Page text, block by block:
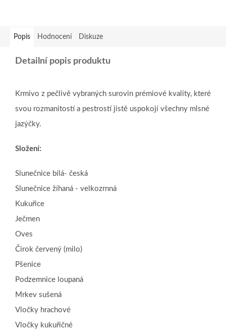
Popis Hodnocení Diskuze
Detailní popis produktu
Krmivo z pečlivě vybraných surovin prémiové kvality, které
svou rozmanitostí a pestrostí jistě uspokojí všechny mlsné
jazýčky.
Složení:
Slunečnice bílá- česká
Slunečnice žíhaná - velkozrnná
Kukuřice
Ječmen
Oves
Čirok červený (milo)
Pšenice
Podzemnice loupaná
Mrkev sušená
Vločky hrachové
Vločky kukuřičné